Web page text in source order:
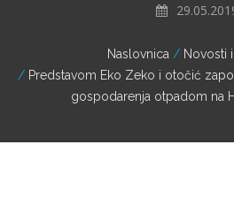
Naslovnica
Novosti
Predstavom Eko Zeko i otočić
gospodarenja otpadom na